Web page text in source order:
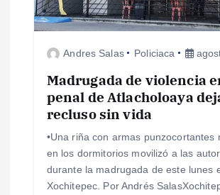
e
Andres Salas Policiaca
Madrugada de violencia
penal de Atlacholoaya
recluso sin vida
•Una riña con armas punzocortantes
en los dormitorios movilizó a las
durante la madrugada de este lunes
Xochitepec. Por Andrés